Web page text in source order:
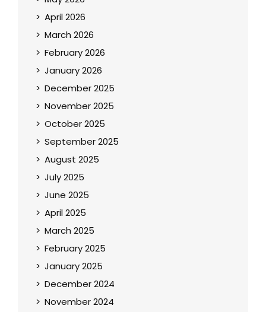
April 2026
March 2026
February 2026
January 2026
December 2025
November 2025
October 2025
September 2025
August 2025
July 2025
June 2025
April 2025
March 2025
February 2025
January 2025
December 2024
November 2024